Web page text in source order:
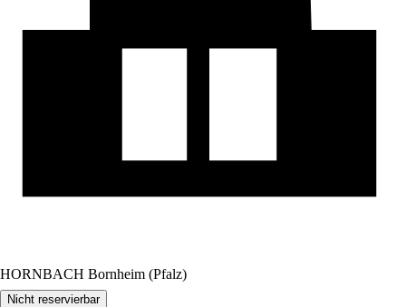
HORNBACH Bornheim (Pfalz)
Nicht reservierbar